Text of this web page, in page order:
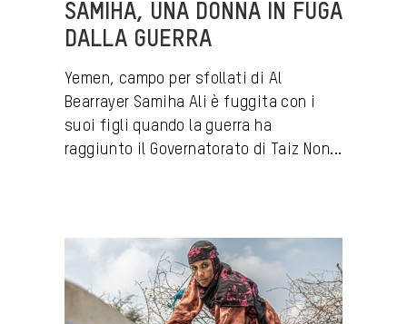
SAMIHA, UNA DONNA IN FUGA
DALLA GUERRA
Yemen, campo per sfollati di Al
Bearrayer Samiha Ali è fuggita con i
suoi figli quando la guerra ha
raggiunto il Governatorato di Taiz Non...